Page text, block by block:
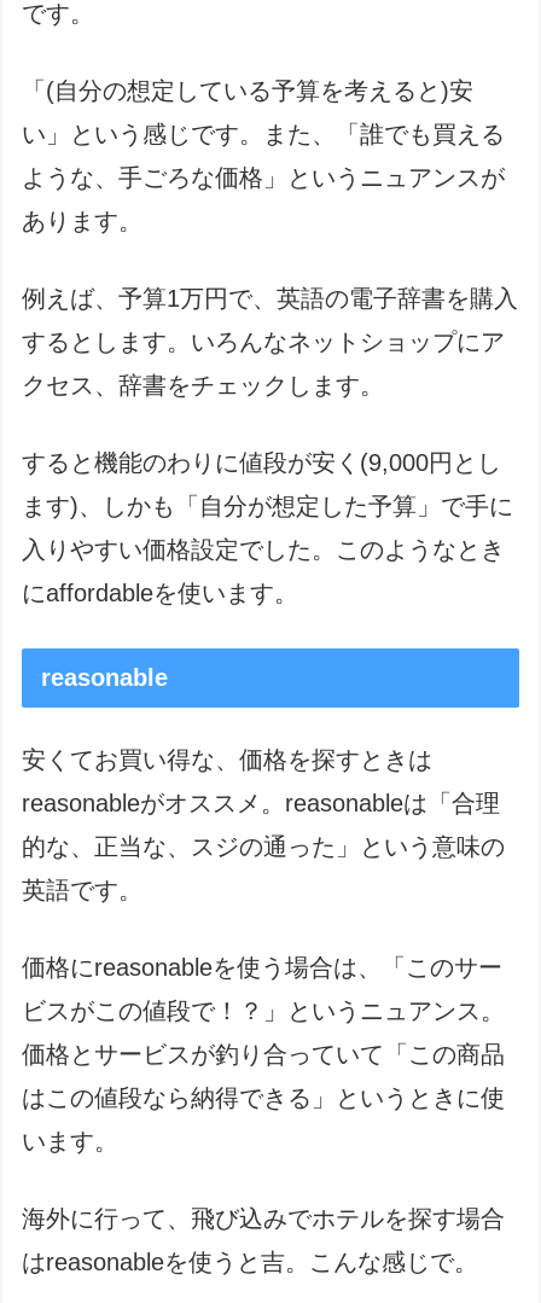
です。
「(自分の想定している予算を考えると)安
い」という感じです。また、「誰でも買える
ような、手ごろな価格」というニュアンスが
あります。
例えば、予算1万円で、英語の電子辞書を購入
するとします。いろんなネットショップにア
クセス、辞書をチェックします。
すると機能のわりに値段が安く(9,000円とし
ます)、しかも「自分が想定した予算」で手に
入りやすい価格設定でした。このようなとき
にaffordableを使います。
reasonable
安くてお買い得な、価格を探すときは
reasonableがオススメ。reasonableは「合理
的な、正当な、スジの通った」という意味の
英語です。
価格にreasonableを使う場合は、「このサー
ビスがこの値段で！？」というニュアンス。
価格とサービスが釣り合っていて「この商品
はこの値段なら納得できる」というときに使
います。
海外に行って、飛び込みでホテルを探す場合
はreasonableを使うと吉。こんな感じで。